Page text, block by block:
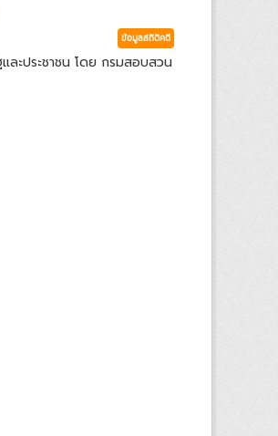
ข้อมูลสถิติคดี
ละประชาชน โดย กรมสอบสวน